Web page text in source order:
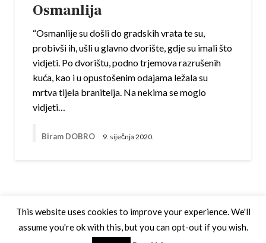
Osmanlija
“Osmanlije su došli do gradskih vrata te su,
probivši ih, ušli u glavno dvorište, gdje su imali što
vidjeti. Po dvorištu, podno trjemova razrušenih
kuća, kao i u opustošenim odajama ležala su
mrtva tijela branitelja. Na nekima se moglo
vidjeti…
Biram DOBRO 9. siječnja 2020.
This website uses cookies to improve your experience. We'll
assume you're ok with this, but you can opt-out if you wish.